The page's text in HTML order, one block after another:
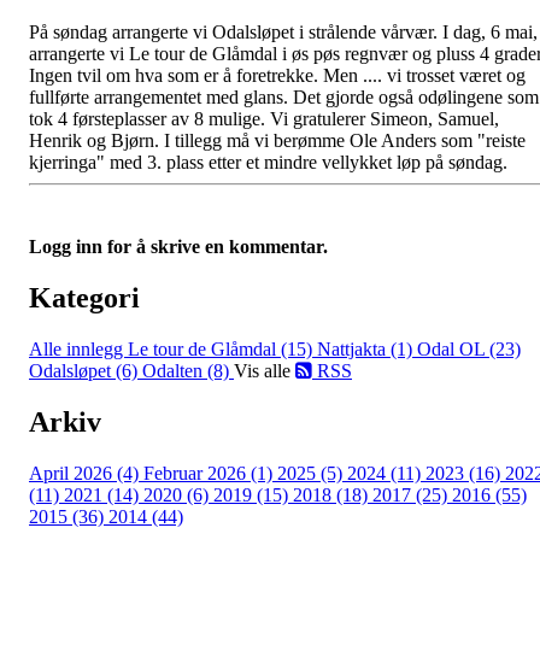
På søndag arrangerte vi Odalsløpet i strålende vårvær. I dag, 6 mai,
arrangerte vi Le tour de Glåmdal i øs pøs regnvær og pluss 4
Ingen tvil om hva som er å foretrekke. Men .... vi trosset været og
fullførte arrangementet med glans. Det gjorde også odølingene som
tok 4 førsteplasser av 8 mulige. Vi gratulerer Simeon, Samuel,
Henrik og Bjørn. I tillegg må vi berømme Ole Anders som "reiste
kjerringa" med 3. plass etter et mindre vellykket løp på søndag.
Logg inn for å skrive en kommentar.
Kategori
Alle innlegg Le tour de Glåmdal (15) Nattjakta (1) Odal OL (23)
Odalsløpet (6) Odalten (8) Vis alle RSS
Arkiv
April 2026 (4) Februar 2026 (1) 2025 (5) 2024 (11) 2023 (16)
(11) 2021 (14) 2020 (6) 2019 (15) 2018 (18) 2017 (25) 2016 (55)
2015 (36) 2014 (44)